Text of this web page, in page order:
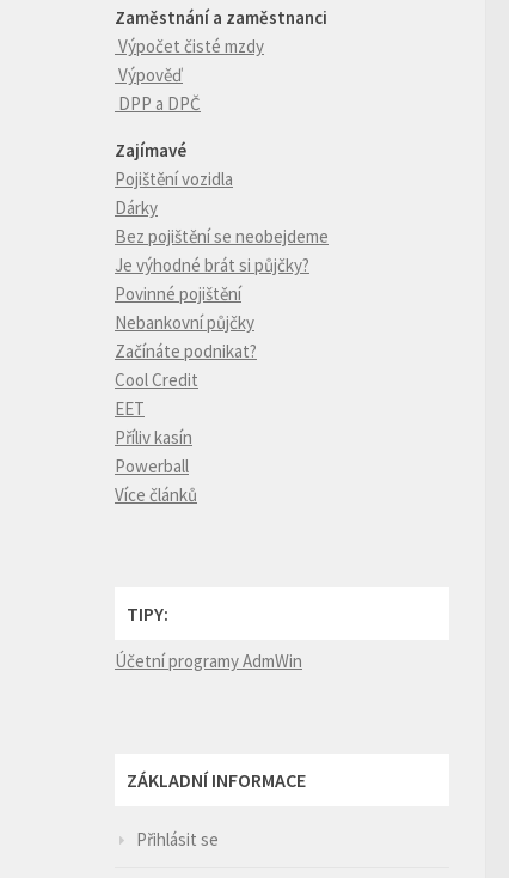
Zaměstnání a zaměstnanci
Výpočet čisté mzdy
Výpověď
DPP a DPČ
Zajímavé
Pojištění vozidla
Dárky
Bez pojištění se neobejdeme
Je výhodné brát si půjčky?
Povinné pojištění
Nebankovní půjčky
Začínáte podnikat?
Cool Credit
EET
Příliv kasín
Powerball
Více článků
TIPY:
Účetní programy AdmWin
ZÁKLADNÍ INFORMACE
Přihlásit se